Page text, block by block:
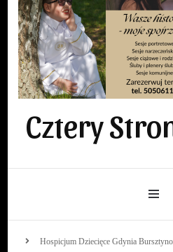
Cztery
Hospicjum Dziecięce Gdynia